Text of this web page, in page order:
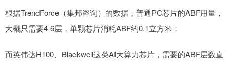
根据TrendForce（集邦咨询）的数据，普通PC芯片的ABF用量，
大概只需要4-6层，单颗芯片消耗ABF约0.1立方米；
而英伟达H100、Blackwell这类AI大算力芯片，需要的ABF层数直